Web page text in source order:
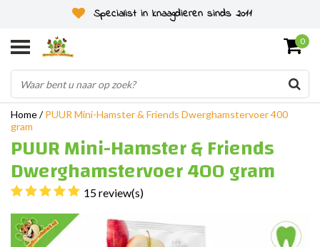
Specialist in knaagdieren sinds 2011
0
Home/PUUR Mini-Hamster & Friends Dwerghamstervoer 400
gram
PUUR Mini-Hamster & Friends
Dwerghamstervoer 400 gram
15 review(s)